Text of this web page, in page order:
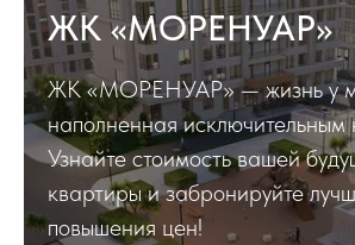
ЖК «МОРЕНУАР»
ЖК «МОРЕНУАР» — жизнь у
наполненная
Узнайте стоимость вашей
квартиры и забронируйте
повышения цен!